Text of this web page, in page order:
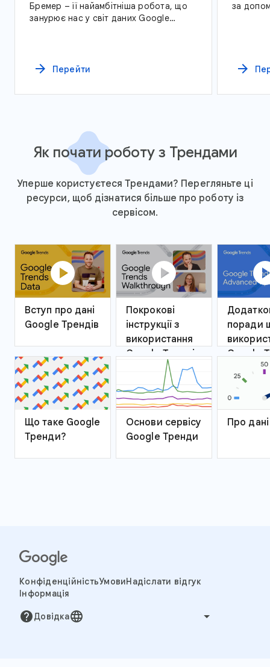
Бремер – її найамбітніша робота, що
занурює нас у світ даних Google
arrow_forward Перейти
за
arrow_forward
Як почати роботу з Трендами
Уперше користуєтеся Трендами? Перегляньте ці
ресурси, щоб дізнатися більше про роботу із
сервісом.
play_circle
Вступ про дані
Google Трендів
play_circle
Покрокові
інструкції з
використання
Google Трендів
поради
Google
Що таке Google
Тренди?
Основи сервісу
Google Тренди
Про дані
КонфіденційністьУмовиНадіслати відгук
Інформація
helpДовідкаlanguage